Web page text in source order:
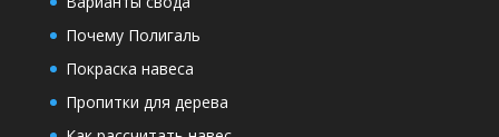
Почему Полигаль
Покраска навеса
Пропитки для дерева